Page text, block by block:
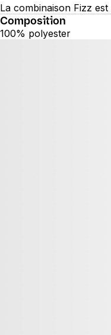
La combinaison Fizz
Composition
100% polyester